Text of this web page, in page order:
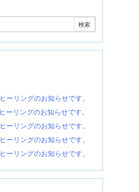
ーリングのお知らせです。
ーリングのお知らせです。
ーリングのお知らせです。
ーリングのお知らせです。
ーリングのお知らせです。